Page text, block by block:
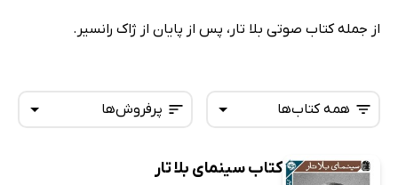
از جمله کتاب صوتی بلا تار، پس از پایان از ژاک رانسیر.
پرفروش‌ها
تازه‌ها
همه کتاب‌ها
همه کتاب‌ها
کتاب سینمای بلا تار